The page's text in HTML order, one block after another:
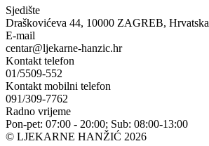
Sjedište
Draškovićeva 44, 10000 ZAGREB, Hrvatska
E-mail
centar@ljekarne-hanzic.hr
Kontakt telefon
01/5509-552
Kontakt mobilni telefon
091/309-7762
Radno vrijeme
Pon-pet: 07:00 - 20:00; Sub: 08:00-13:00
© LJEKARNE HANŽIĆ 2026